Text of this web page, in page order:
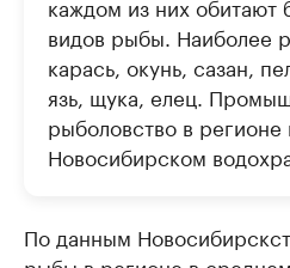
видов рыбы. Наиболее
карась, окунь, сазан,
язь, щука, елец.
рыболовство в регионе
Новосибирском
По данным